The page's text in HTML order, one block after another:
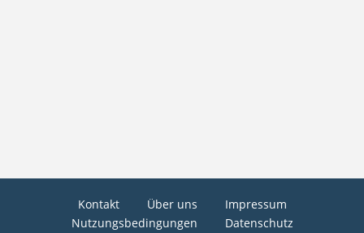
Kontakt Über uns
Impressum
Nutzungsbedingungen
Datenschutz